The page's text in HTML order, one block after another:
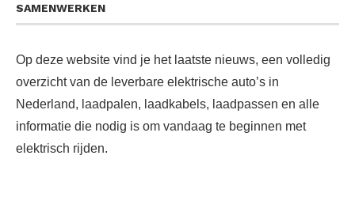
SAMENWERKEN
Op deze website vind je het laatste nieuws, een volledig
overzicht van de leverbare elektrische auto’s in
Nederland, laadpalen, laadkabels, laadpassen en alle
informatie die nodig is om vandaag te beginnen met
elektrisch rijden.